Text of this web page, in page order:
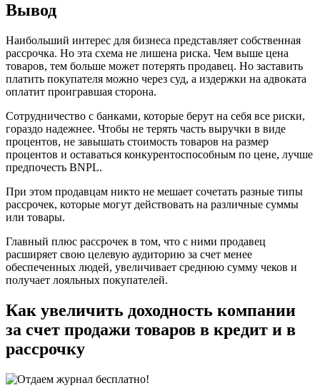
Вывод
Наибольший интерес для бизнеса представляет собственная
рассрочка. Но эта схема не лишена риска. Чем выше цена
товаров, тем больше может потерять продавец. Но заставить
платить покупателя можно через суд, а издержки на адвоката
оплатит проигравшая сторона.
Сотрудничество с банками, которые берут на себя все риски,
гораздо надежнее. Чтобы не терять часть выручки в виде
процентов, не завышать стоимость товаров на размер
процентов и оставаться конкурентоспособным по цене, лучше
предпочесть BNPL.
При этом продавцам никто не мешает сочетать разные типы
рассрочек, которые могут действовать на различные суммы
или товары.
Главный плюс рассрочек в том, что с ними продавец
расширяет свою целевую аудиторию за счет менее
обеспеченных людей, увеличивает среднюю сумму чеков и
получает лояльных покупателей.
Как увеличить доходность компании
за счет продажи товаров в кредит и в
рассрочку